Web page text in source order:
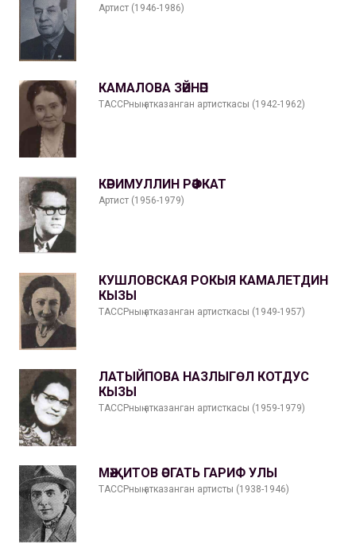
Артист (1946-1986)
КАМАЛОВА ЗӘЙНӘП
ТАССРның атказанган артисткасы (1942-1962)
КӘРИМУЛЛИН РӘФКАТ
Артист (1956-1979)
КУШЛОВСКАЯ РОКЫЯ КАМАЛЕТДИН
КЫЗЫ
ТАССРның атказанган артисткасы (1949-1957)
ЛАТЫЙПОВА НАЗЛЫГӨЛ КОТДУС
КЫЗЫ
ТАССРның атказанган артисткасы (1959-1979)
МӘҖИТОВ ӘСГАТЬ ГАРИФ УЛЫ
ТАССРның атказанган артисты (1938-1946)